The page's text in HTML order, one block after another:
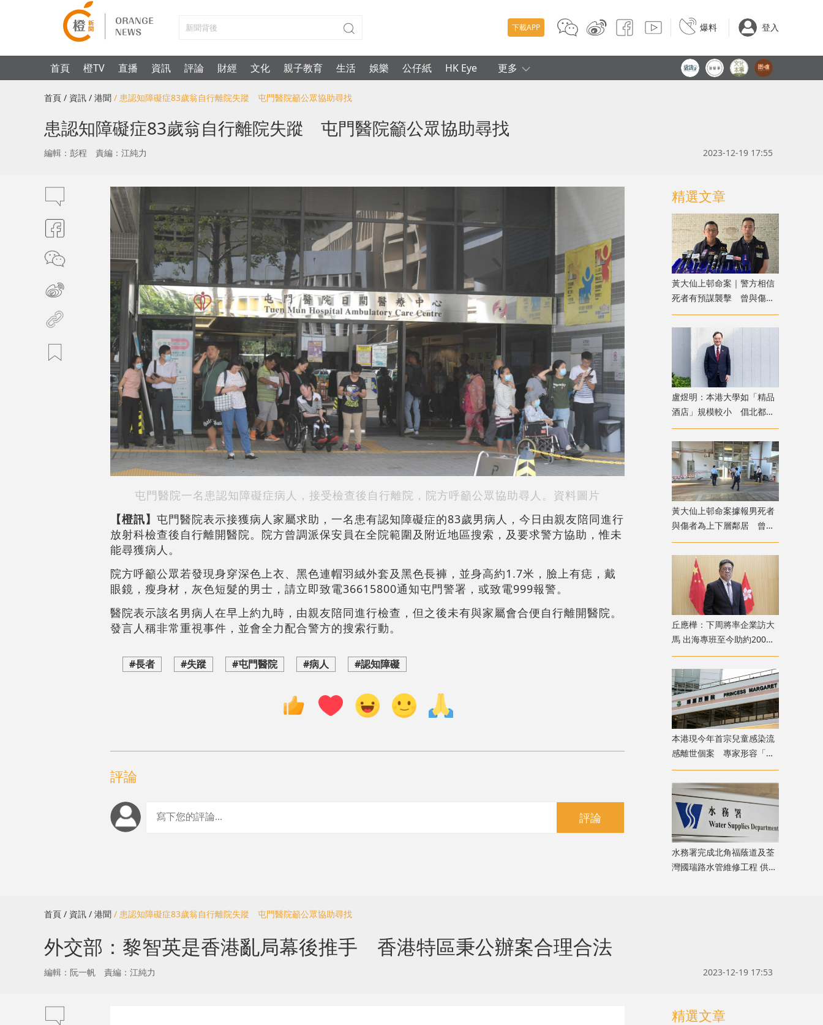
下載APP 爆料 登入
首頁 橙TV 直播 資訊 評論 財經 文化 親子教育 生活 娛樂 公仔紙 HK Eye 更多
首頁 / 資訊 / 港聞 / 患認知障礙症83歲翁自行離院失蹤 屯門醫院籲公眾協助尋找
患認知障礙症83歲翁自行離院失蹤 屯門醫院籲公眾協助尋找
編輯：彭程 責編：江純力 2023-12-19 17:55
屯門醫院一名患認知障礙症病人，接受檢查後自行離院，院方呼籲公眾協助尋人。資料圖片
【橙訊】 屯門醫院表示接獲病人家屬求助，一名患有認知障礙症的83歲男病人，今日由親友陪同進行
放射科檢查後自行離開醫院。院方曾調派保安員在全院範圍及附近地區搜索，及要求警方協助，惟未
能尋獲病人。
院方呼籲公眾若發現身穿深色上衣、黑色連帽羽絨外套及黑色長褲，並身高約1.7米，臉上有痣，戴
眼鏡，瘦身材，灰色短髮的男士，請立即致電36615800通知屯門警署，或致電999報警。
醫院表示該名男病人在早上約九時，由親友陪同進行檢查，但之後未有與家屬會合便自行離開醫院。
發言人稱非常重視事件，並會全力配合警方的搜索行動。
#長者 #失蹤 #屯門醫院 #病人 #認知障礙
評論
評論
精選文章
黃大仙上邨命案｜警方相信
死者有預謀襲擊 曾與傷者
就噪音問題多次爭執
盧煜明：本港大學如「精品
酒店」規模較小 倡北都進
駐各院校發揮協同效應
黃大仙上邨命案據報男死者
與傷者為上下層鄰居 曾因
噪音問題爭執
丘應樺：下周將率企業訪大
馬 出海專班至今助約200間
企業落戶香港
本港現今年首宗兒童感染流
感離世個案 專家形容「三
疫夾擊」籲勿掉以輕心
水務署完成北角福蔭道及荃
灣國瑞路水管維修工程 供水
首頁 / 資訊 / 港聞 / 患認知障礙症83歲翁自行離院失蹤 屯門醫院籲公眾協助尋找
外交部：黎智英是香港亂局幕後推手 香港特區秉公辦案合理合法
編輯：阮一帆 責編：江純力 2023-12-19 17:53
精選文章